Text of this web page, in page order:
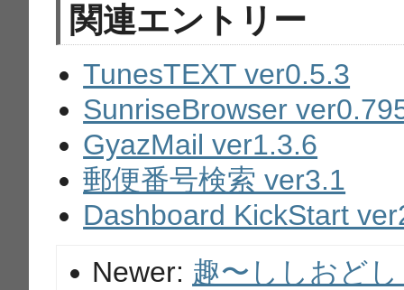
関連エントリー
TunesTEXT ver0.5.3
SunriseBrowser
GyazMail ver1.3.6
郵便番号検索 ver3.1
Dashboard KickStart
Newer: 趣〜ししおど